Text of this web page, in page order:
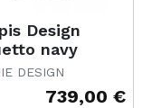
Design
navy
DESIGN
739,00 €